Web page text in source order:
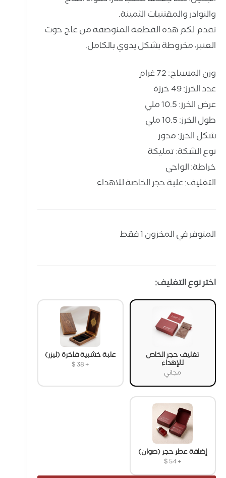
والنوادر والمقتنيات الثمينة.
نقدم لكم هذه القطعة المنوصفة من عاج حوت
العنبر، مخروطة بشكل يدوي بالكامل.
وزن المسباح: 72 غرام
عدد الخرز: 49 خرزة
عرض الخرز: 10.5 ملي
طول الخرز: 10.5 ملي
شكل الخرز: مدور
نوع الشكة: تمليكة
خراطة: الواحي
التغليف: علبة حجر الخاصة للاهداء
المتوفر في المخزون 1 فقط
اختر نوع التغليف:
تغليف حجر الخاص
للإهداء
مجاني
علبة خشبية فاخرة (ليزر)
+
$38
إضافة عطر حجر (صوان)
+
$54